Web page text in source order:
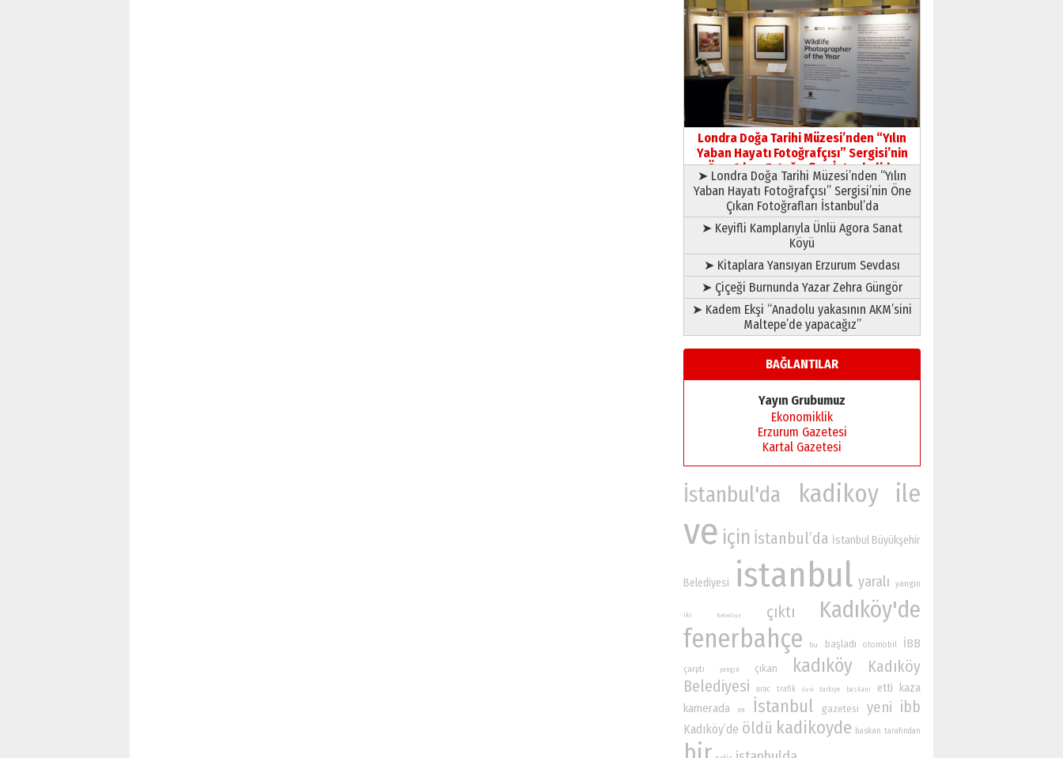
Yıldırım Gündoğdu
HAVVA’NIN ÜÇ KIZI
09 Temmuz 2026 Perşembe
Yusuf POLAT
Şampiyonluk Sebahattin
Şirin’e yazar
11 Mayıs 2026 Pazartesi
Londra Doğa Tarihi Müzesi’nden “Yılın
Yaban Hayatı Fotoğrafçısı” Sergisi’nin
Öne Çıkan Fotoğrafları İstanbul’da
➤ Londra Doğa Tarihi Müzesi’nden “Yılın
Yaban Hayatı Fotoğrafçısı” Sergisi’nin Öne
Çıkan Fotoğrafları İstanbul’da
➤ Keyifli Kamplarıyla Ünlü Agora Sanat
Köyü
➤ Kitaplara Yansıyan Erzurum Sevdası
➤ Çiçeği Burnunda Yazar Zehra Güngör
➤ Kadem Ekşi “Anadolu yakasının AKM’sini
Maltepe’de yapacağız”
BAĞLANTILAR
Yayın Grubumuz
Ekonomiklik
Erzurum Gazetesi
Kartal Gazetesi
İstanbul'da kadikoy ile
ve için İstanbul’da İstanbul Büyükşehir
Belediyesi istanbul yaralı yangin
iki Belediye çıktı Kadıköy'de
fenerbahçe bu başladı otomobil İBB
çarptı yangın çıkan kadıköy
Kadıköy
Belediyesi
arac trafik özel turkiye baskani etti kaza
kamerada en İstanbul gazetesi yeni ibb
Kadıköy’de öldü kadikoyde baskan tarafından